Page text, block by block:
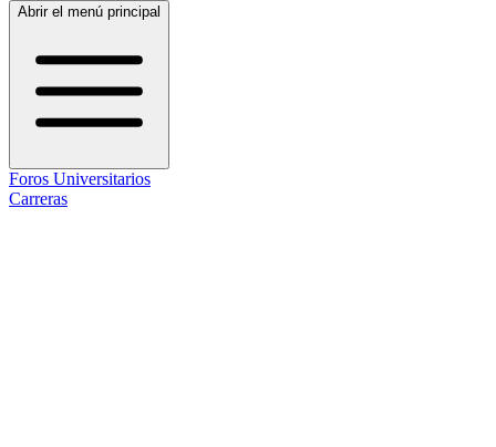
Abrir el menú principal
Foros Universitarios
Carreras